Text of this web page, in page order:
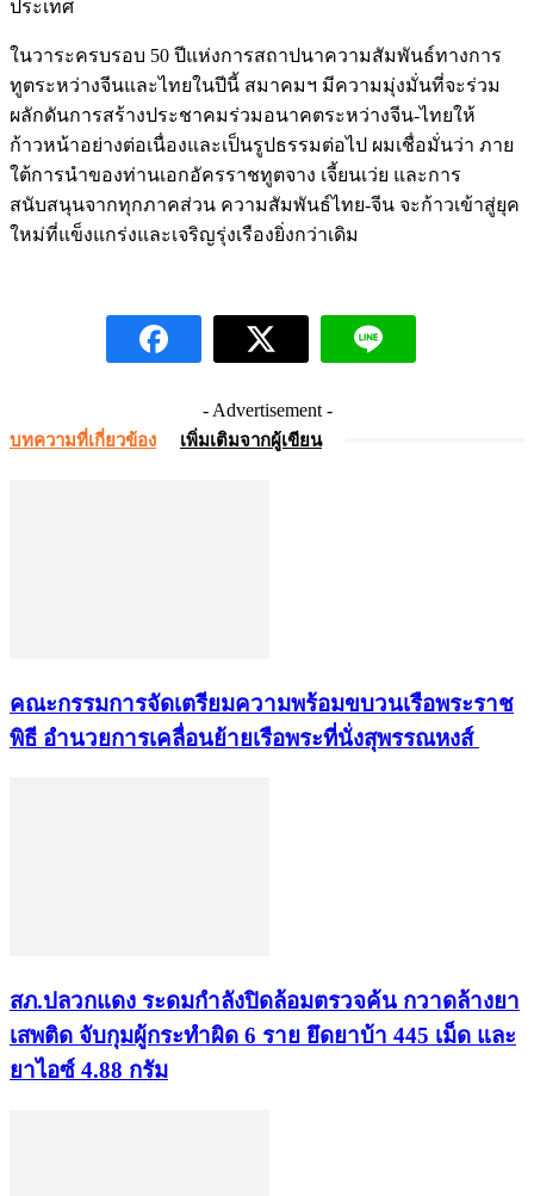
ประเทศ
ในวาระครบรอบ 50 ปีแห่งการสถาปนาความสัมพันธ์ทางการ
ทูตระหว่างจีนและไทยในปีนี้ สมาคมฯ มีความมุ่งมั่นที่จะร่วม
ผลักดันการสร้างประชาคมร่วมอนาคตระหว่างจีน-ไทยให้
ก้าวหน้าอย่างต่อเนื่องและเป็นรูปธรรมต่อไป ผมเชื่อมั่นว่า ภาย
ใต้การนำของท่านเอกอัครราชทูตจาง เจี้ยนเว่ย และการ
สนับสนุนจากทุกภาคส่วน ความสัมพันธ์ไทย-จีน จะก้าวเข้าสู่ยุค
ใหม่ที่แข็งแกร่งและเจริญรุ่งเรืองยิ่งกว่าเดิม
- Advertisement -
บทความที่เกี่ยวข้อง เพิ่มเติมจากผู้เขียน
คณะกรรมการจัดเตรียมความพร้อมขบวนเรือพระราช
พิธี อำนวยการเคลื่อนย้ายเรือพระที่นั่งสุพรรณหงส์
สภ.ปลวกแดง ระดมกำลังปิดล้อมตรวจค้น กวาดล้างยา
เสพติด จับกุมผู้กระทำผิด 6 ราย ยึดยาบ้า 445 เม็ด และ
ยาไอซ์ 4.88 กรัม